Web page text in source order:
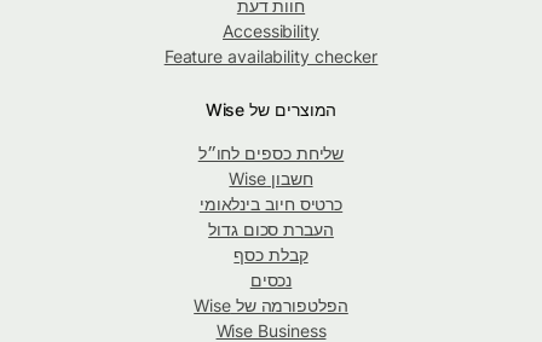
חוות דעת
Accessibility
Feature availability checker
המוצרים של Wise
שליחת כספים לחו״ל
חשבון Wise
כרטיס חיוב בינלאומי
העברת סכום גדול
קבלת כסף
נכסים
הפלטפורמה של Wise
Wise Business